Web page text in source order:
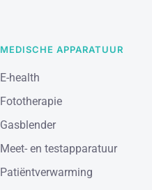
MEDISCHE APPARATUUR
E-health
Fototherapie
Gasblender
Meet- en testapparatuur
Patiëntverwarming